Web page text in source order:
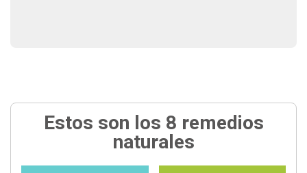
Estos son los 8 remedios
naturales